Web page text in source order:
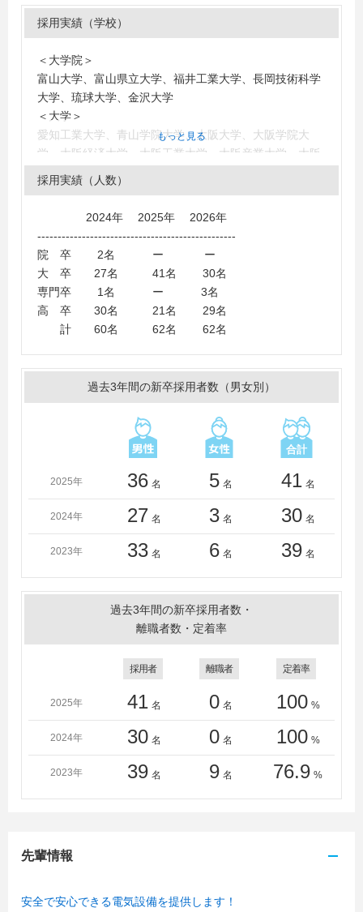
採用実績（学校）
＜大学院＞
富山大学、富山県立大学、福井工業大学、長岡技術科学
大学、琉球大学、金沢大学
＜大学＞
愛知工業大学、青山学院大学、大阪大学、大阪学院大
学、大阪経済大学、大阪工業大学、大阪産業大学、大阪
電気通信大学、神奈川大学、神奈川工科大学、金沢大
学、金沢工業大学、金沢星稜大学、関西大学、京都産業
科大学、千葉大学、千葉工業大学、中央大学、東海大
学、東京工業大学、東京電機大学、東京都市大学、東京
農工大学、東京理科大学、東北大学、東洋大学、富山大
学、富山県立大学、名古屋大学、新潟大学、日本大学、
福井大学、福井工業大学、法政大学、北星学園大学、北
大学、明治大学、立命館大学、早稲田大学、富山国際大
＜短大・高専・専門学校＞
石川工業高等専門学校、富山高等専門学校、名古屋工学
院専門学校、日本工学院専門学校、福井工業高等専門学
校、北陸職業能力開発大学校（専門課程）、北陸職業能
技術専門学院、金沢科学技術大学校
もっと見る
採用実績（人数）
2024年 2025年 2026年
-------------------------------------------------
院 卒 2名 ー ー
大 卒 27名 41名 30名
専門卒 1名 ー 3名
高 卒 30名 21名 29名
計 60名 62名 62名
過去3年間の新卒採用者数（男女別）
2025年 36 名 5 名 41 名
2024年 27 名 3 名 30 名
2023年 33 名 6 名 39 名
過去3年間の新卒採用者数・
離職者数・定着率
採用者 離職者 定着率
2025年 41 名 0 名 100 %
2024年 30 名 0 名 100 %
2023年 39 名 9 名 76.9 %
先輩情報
安全で安心できる電気設備を提供します！